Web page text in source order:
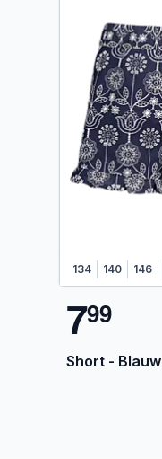
134 140 146
799
Short - Blauw